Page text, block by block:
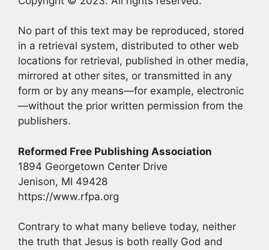
No part of this text may be reproduced, stored
in a retrieval system, distributed to other web
locations for retrieval, published in other media,
mirrored at other sites, or transmitted in any
form or by any means—for example, electronic
—without the prior written permission from the
publishers.
Reformed Free Publishing Association
1894 Georgetown Center Drive
Jenison, MI 49428
https://www.rfpa.org
Contrary to what many believe today, neither
the truth that Jesus is both really God and